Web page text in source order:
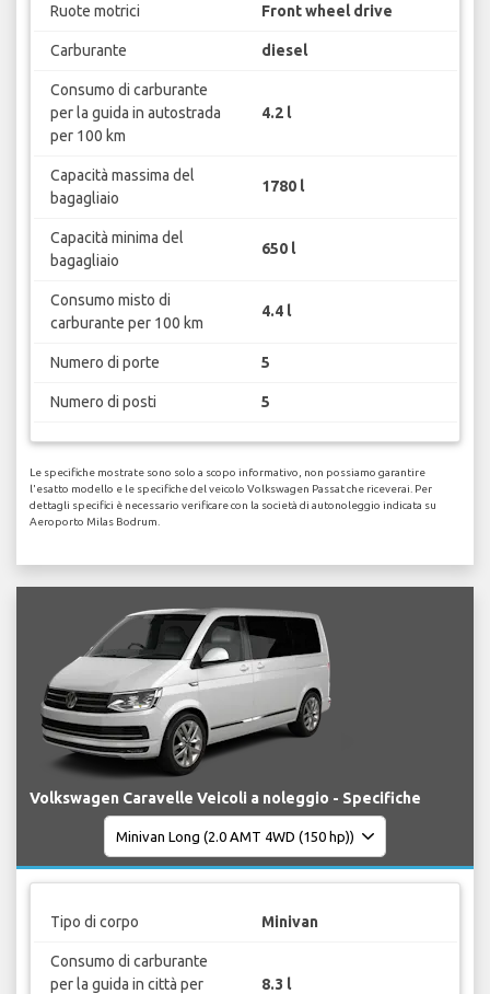
Ruote motrici Front wheel drive
Carburante diesel
Consumo di carburante
per la guida in autostrada
per 100 km
4.2 l
Capacità massima del
bagagliaio
1780 l
Capacità minima del
bagagliaio
650 l
Consumo misto di
carburante per 100 km
4.4 l
Numero di porte 5
Numero di posti 5
Le specifiche mostrate sono solo a scopo informativo, non possiamo garantire
l'esatto modello e le specifiche del veicolo Volkswagen Passat che riceverai. Per
dettagli specifici è necessario verificare con la società di autonoleggio indicata su
Aeroporto Milas Bodrum.
Volkswagen Caravelle Veicoli a noleggio - Specifiche
Tipo di corpo Minivan
Consumo di carburante
per la guida in città per
8.3 l